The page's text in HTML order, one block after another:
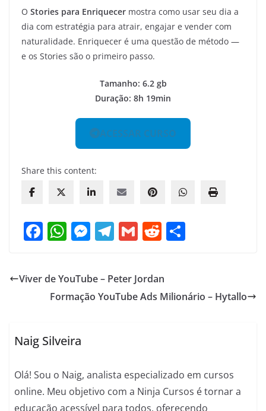
O Stories para Enriquecer mostra como usar seu dia a
dia com estratégia para atrair, engajar e vender com
naturalidade. Enriquecer é uma questão de método —
e os Stories são o primeiro passo.
Tamanho: 6.2 gb
Duração: 8h 19min
ACESSAR CURSO
Share this content:
F
c
e
b
o
W
at
s
A
p
M
e
n
T
e
gr
a
G
ai
l
R
di
t
e
Viver de YouTube – Peter Jordan
Formação YouTube Ads Milionário – Hytallo
Naig Silveira
Olá! Sou o Naig, analista especializado em cursos
online. Meu objetivo com a Ninja Cursos é tornar a
educação acessível para todos, oferecendo